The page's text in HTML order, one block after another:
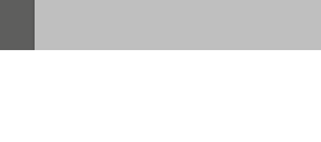
YIBUTI (DJF FDJ)